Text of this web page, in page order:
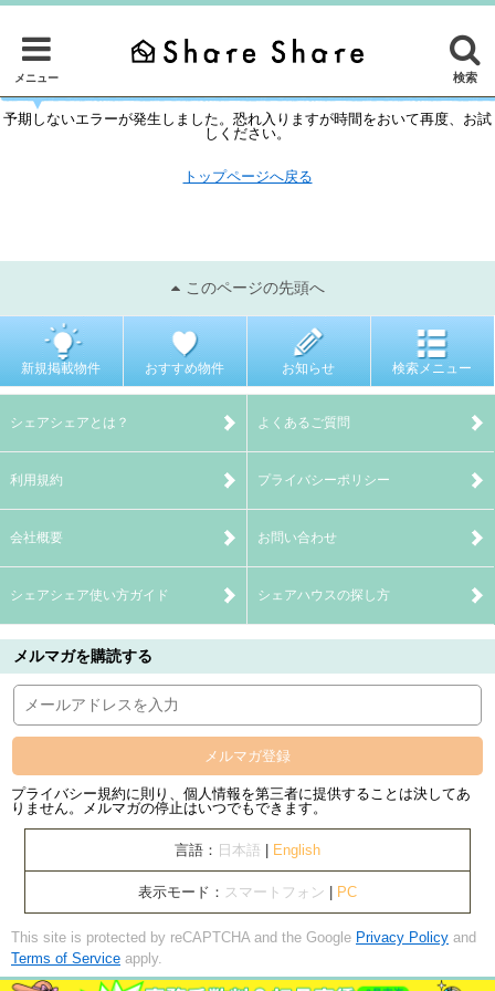
メニュー 検索
予期しないエラーが発生しました。恐れ入りますが時間をおいて再度、お試
しください。
トップページへ戻る
このページの先頭へ
新規掲載物件 おすすめ物件 お知らせ 検索メニュー
シェアシェアとは？ よくあるご質問
利用規約 プライバシーポリシー
会社概要 お問い合わせ
シェアシェア使い方ガイド シェアハウスの探し方
メルマガを購読する
メルマガ登録
プライバシー規約に則り、個人情報を第三者に提供することは決してあ
りません。メルマガの停止はいつでもできます。
言語： 日本語 English
表示モード： スマートフォン PC
This site is protected by reCAPTCHA and the Google Privacy Policy and
Terms of Service apply.